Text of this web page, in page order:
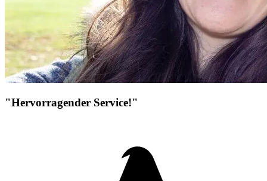
"Hervorragender Service!"